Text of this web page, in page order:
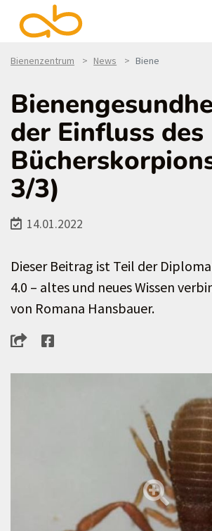
Bienenzentrum News Biene
der Einfluss des
3/3)
14.01.2022
Dieser Beitrag ist Teil der
4.0 – altes und neues Wissen
von Romana Hansbauer.